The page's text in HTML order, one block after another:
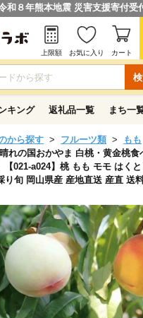
和８年熊本地震 災害支援寄付受
上限額 お気に入り カート
キング 返礼品一覧 まち一
から探す フルーツ類
もも
晴れの国おかやま 白桃・黄金桃
【021-a024】桃 もも モモ はく
り旬 岡山県産 産地直送 産直 送